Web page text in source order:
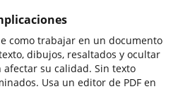
como trabajar en un documento
dibujos, resaltados y ocultar
su calidad. Sin texto
Usa un editor de PDF en